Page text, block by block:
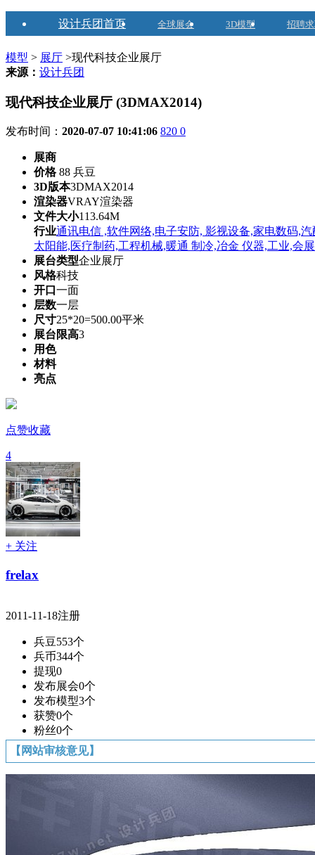
设计兵团首页 全球展会 3D模型 招聘
模型 > 展厅 >现代科技企业展厅
来源： 设计兵团
现代科技企业展厅 (3DMAX2014)
发布时间： 2020-07-07 10:41:06 820 0
展商
价格88 兵豆
3D版本3DMAX2014
渲染器VRAY渲染器
文件大小113.64M
行业通讯电信 ,软件网络,电子安防, 影视设备,家电数码,
太阳能,医疗制药,工程机械,暖通 制冷,冶金 仪器,工业,会
展台类型企业展厅
风格科技
开口 一面
层数一层
尺寸25*20=500.00平米
展台限高3
用色
材料
亮点
点赞收藏
4
+ 关注
frelax
2011-11-18注册
兵豆553个
兵币344个
提现0
发布展会0个
发布模型3个
获赞0个
粉丝0个
【网站审核意见】